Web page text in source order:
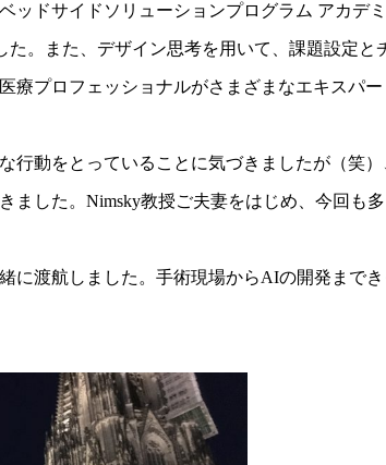
ッドサイドソリューションプログラム アカデ
た。また、デザイン思考を用いて、課題設定
療プロフェッショナルがさまざまなエキスパ
行動をとっていることに気づきましたが（笑
ました。Nimsky教授ご夫妻をはじめ、今回も
に渡航しました。手術現場からAIの開発まで